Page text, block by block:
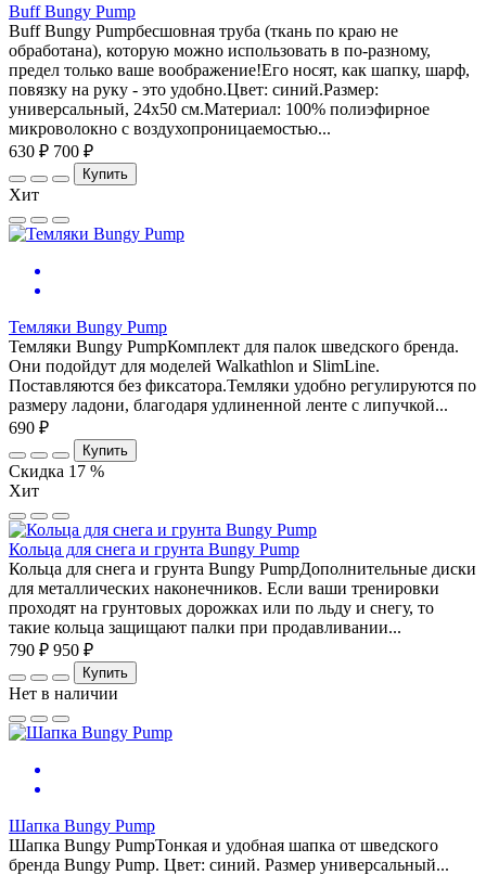
Buff Bungy Pump
Buff Bungy Pumpбесшовная труба (ткань по краю не
обработана), которую можно использовать в по-разному,
предел только ваше воображение!Его носят, как шапку, шарф,
повязку на руку - это удобно.Цвет: синий.Размер:
универсальный, 24х50 см.Материал: 100% полиэфирное
микроволокно с воздухопроницаемостью...
630 ₽ 700 ₽
Купить
Хит
Темляки Bungy Pump
Темляки Bungy PumpКомплект для палок шведского бренда.
Они подойдут для моделей Walkathlon и SlimLine.
Поставляются без фиксатора.Темляки удобно регулируются по
размеру ладони, благодаря удлиненной ленте с липучкой...
690 ₽
Купить
Скидка 17 %
Хит
Кольца для снега и грунта Bungy Pump
Кольца для снега и грунта Bungy PumpДополнительные диски
для металлических наконечников. Если ваши тренировки
проходят на грунтовых дорожках или по льду и снегу, то
такие кольца защищают палки при продавливании...
790 ₽ 950 ₽
Купить
Нет в наличии
Шапка Bungy Pump
Шапка Bungy PumpТонкая и удобная шапка от шведского
бренда Bungy Pump. Цвет: синий. Размер универсальный...